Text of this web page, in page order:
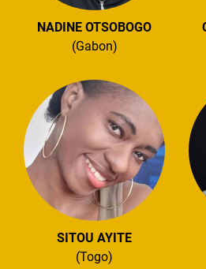
NADINE OTSOBOGO
(Gabon)
SITOU AYITE
(Togo)